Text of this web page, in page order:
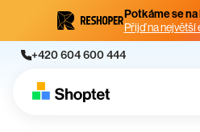
Potkáme se na
Přijď na největší
+420 604 600 444